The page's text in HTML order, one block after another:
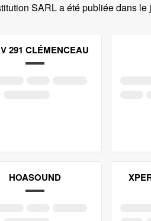
SARL a été publiée dans
291 CLÉMENCEAU
HOASOUND